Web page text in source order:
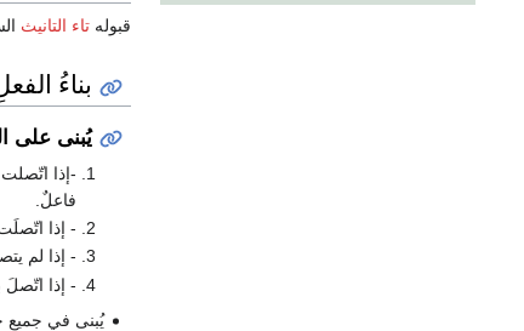
قبوله تاء التانيث
بناءُ
يُبنى على
-إذا
فاعلٌ.
- إذا
- إذا لم
- إذا
يُبنى في جميع